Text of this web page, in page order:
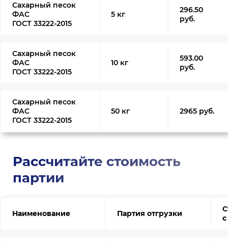
Сахарный песок
ФАС
ГОСТ 33222-2015
5 кг
296.50
руб.
Сахарный песок
ФАС
ГОСТ 33222-2015
10 кг
593.00
руб.
Сахарный песок
ФАС
ГОСТ 33222-2015
50 кг 2965 руб.
Рассчитайте стоимость
партии
Наименование Партия отгрузки